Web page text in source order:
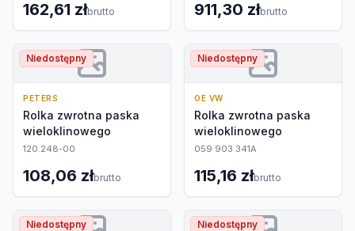
162,61 złbrutto 911,30 złbrutto
Niedostępny
PETERS
Rolka zwrotna paska
wieloklinowego
120.248-00
108,06 złbrutto
Niedostępny
OE VW
Rolka zwrotna paska
wieloklinowego
059 903 341A
115,16 złbrutto
Niedostępny Niedostępny